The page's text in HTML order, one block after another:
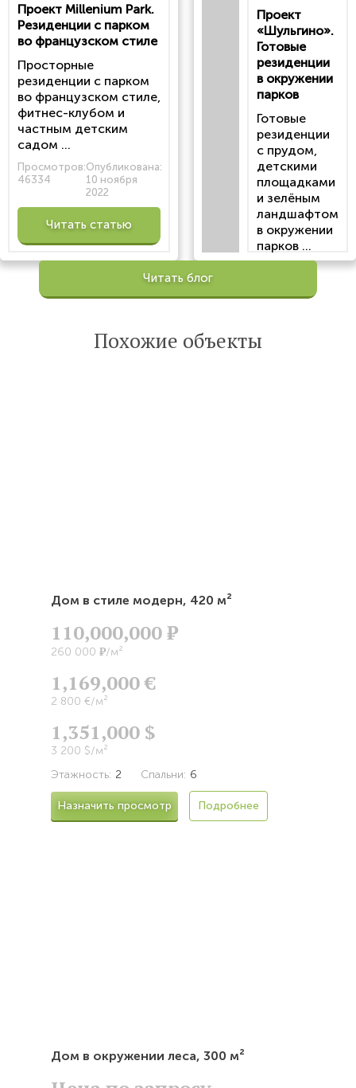
Проект Millenium Park.
Резиденции с парком
во французском стиле
Просторные
резиденции с парком
во французском стиле,
фитнес-клубом и
частным детским
садом ...
Просмотров:
46334
Опубликована:
10 ноября
2022
Читать статью
статью
Проект
«Шульгино».
Готовые
резиденции
в окружении
парков
Готовые
резиденции
с прудом,
детскими
площадками
и зелёным
ландшафтом
в окружении
парков ...
Просмотров:
Опубликована:
Читать блог
Похожие объекты
Дом в стиле модерн, 420 м²
110,000,000Р
260 000 Р/м²
1,169,000 €
2 800 €/м²
1,351,000 $
3 200 $/м²
Этажность: 2 Спальни: 6
Назначить просмотр Подробнее
Дом в окружении леса, 300 м²